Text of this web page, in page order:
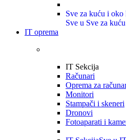
Sve za kuću i oko
Sve u Sve za
IT oprema
IT Sekcija
Računari
Oprema za
Monitori
Stampači i skeneri
Dronovi
Fotoaparati i